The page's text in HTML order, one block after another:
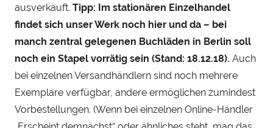
e
n
r
y
S
e
ausverkauft. Tipp: Im stationären Einzelhandel
findet sich unser Werk noch hier und da – bei
manch zentral gelegenen Buchläden in Berlin soll
noch ein Stapel vorrätig sein (Stand: 18.12.18). Auch
bei einzelnen Versandhändlern sind noch mehrere
Exemplare verfügbar, andere ermöglichen zumindest
Vorbestellungen. (Wenn bei einzelnen Online-Händler